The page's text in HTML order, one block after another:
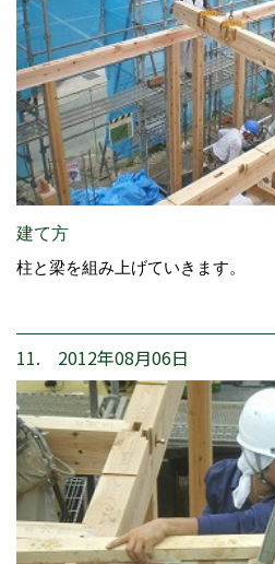
建て方
柱と梁を組み上げていきます。
11. 2012年08月06日